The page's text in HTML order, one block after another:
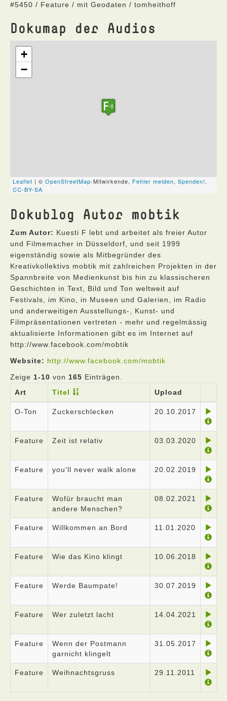
#5450 / Feature / mit Geodaten / tomheithoff
Dokumap der Audios
Dokublog Autor mobtik
Zum Autor: Kuesti F lebt und arbeitet als freier Autor
und Filmemacher in Düsseldorf, und seit 1999
eigenständig sowie als Mitbegründer des
Kreativkollektivs mobtik mit zahlreichen Projekten in der
Spannbreite von Medienkunst bis hin zu klassischeren
Geschichten in Text, Bild und Ton weltweit auf
Festivals, im Kino, in Museen und Galerien, im Radio
und anderweitigen Ausstellungs-, Kunst- und
Filmpräsentationen vertreten - mehr und regelmässig
aktualisierte Informationen gibt es im Internet auf
http://www.facebook.com/mobtik
Website: http://www.facebook.com/mobtik
Zeige 1-10 von 165 Einträgen.
Art
Titel Upload
O-Ton Zuckerschlecken 20.10.2017
Feature Zeit ist relativ 03.03.2020
Feature you'll never walk alone 20.02.2019
Feature
Wofür braucht man
andere Menschen?
08.02.2021
Feature Willkommen an Bord 11.01.2020
Feature Wie das Kino klingt 10.06.2018
Feature Werde Baumpate! 30.07.2019
Feature Wer zuletzt lacht 14.04.2021
Feature
Wenn der Postmann
garnicht klingelt
31.05.2017
Feature Weihnachtsgruss 29.11.2011